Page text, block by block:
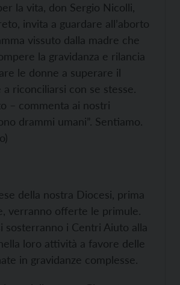
la vita, don Sergio Nicolli,
invita a guardare all’aborto
vissuto dalla madre che
la gravidanza e rilancia
le donne a superare il
a riconciliarsi con se stesse.
– commenta ai nostri
drammi umani”. Sentiamo.
della nostra Diocesi, prima
verranno offerte le primule.
sosterranno i Centri Aiuto alla
loro attività a favore delle
in gravidanze complesse.